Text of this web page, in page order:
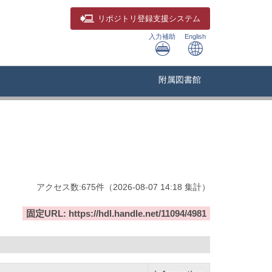
リポジトリ 登録支援システム
入力補助 English
附属図書館
アクセス数:675件 （2026-08-07 14:18 集計）
固定URL: https://hdl.handle.net/11094/4981